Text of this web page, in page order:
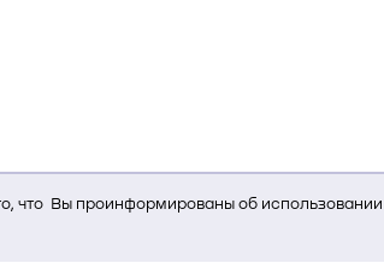
что Вы проинформированы об